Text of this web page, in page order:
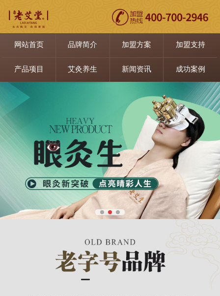
网站首页 品牌简介 加盟方案 加盟支持
产品项目 艾灸养生 新闻资讯 成功案例